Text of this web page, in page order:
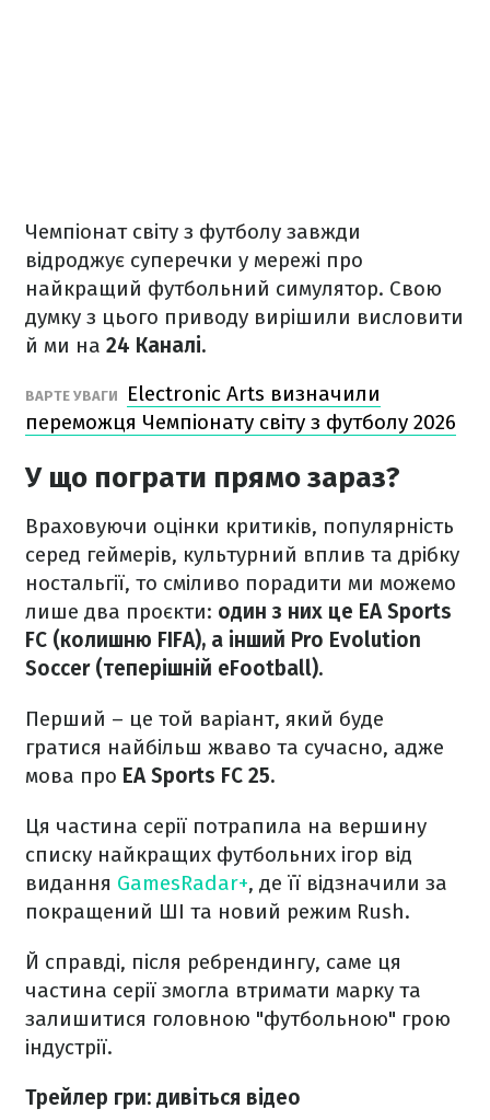
Чемпіонат світу з футболу завжди
відроджує суперечки у мережі про
найкращий футбольний симулятор. Свою
думку з цього приводу вирішили висловити
й ми на 24 Каналі.
ВАРТЕ УВАГИ
Electronic Arts визначили
переможця Чемпіонату світу з футболу 2026
У що пограти прямо зараз?
Враховуючи оцінки критиків, популярність
серед геймерів, культурний вплив та дрібку
ностальгії, то сміливо порадити ми можемо
лише два проєкти: один з них це EA Sports
FC (колишню FIFA), а інший Pro Evolution
Soccer (теперішній eFootball).
Перший – це той варіант, який буде
гратися найбільш жваво та сучасно, адже
мова про EA Sports FC 25.
Ця частина серії потрапила на вершину
списку найкращих футбольних ігор від
видання GamesRadar+, де її відзначили за
покращений ШІ та новий режим Rush.
Й справді, після ребрендингу, саме ця
частина серії змогла втримати марку та
залишитися головною "футбольною" грою
індустрії.
Трейлер гри: дивіться відео